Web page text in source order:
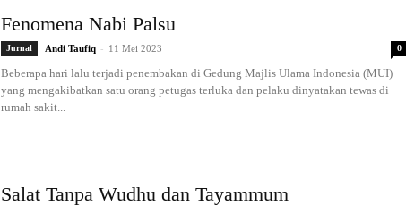
Fenomena Nabi Palsu
Jurnal Andi Taufiq - 11 Mei 2023 0
Beberapa hari lalu terjadi penembakan di Gedung Majlis Ulama Indonesia (MUI)
yang mengakibatkan satu orang petugas terluka dan pelaku dinyatakan tewas di
rumah sakit...
Salat Tanpa Wudhu dan Tayammum